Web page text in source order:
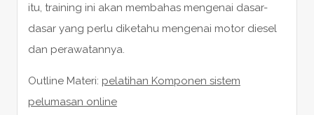
itu, training ini akan membahas mengenai dasar-
dasar yang perlu diketahu mengenai motor diesel
dan perawatannya.
Outline Materi: pelatihan Komponen sistem
pelumasan online